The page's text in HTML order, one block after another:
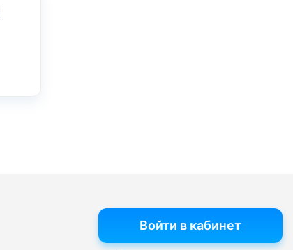
Войти в кабинет